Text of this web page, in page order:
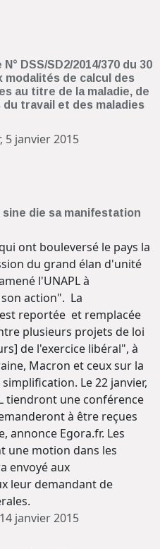
DSS/SD2/2014/370 du 30
modalités de calcul des
au titre de la maladie, de
travail et des maladies
5 janvier 2015
die sa manifestation
ont bouleversé le pays la
du grand élan d'unité
l'UNAPL à
action". La
reportée et remplacée
plusieurs projets de loi
de l'exercice libéral", à
Macron et ceux sur la
Le 22 janvier,
tiendront une conférence
à être reçues
annonce Egora.fr. Les
une motion dans les
envoyé aux
leur demandant de
janvier 2015